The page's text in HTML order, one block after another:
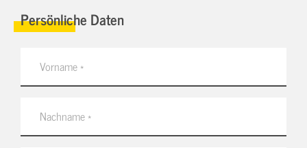
Persönliche Daten